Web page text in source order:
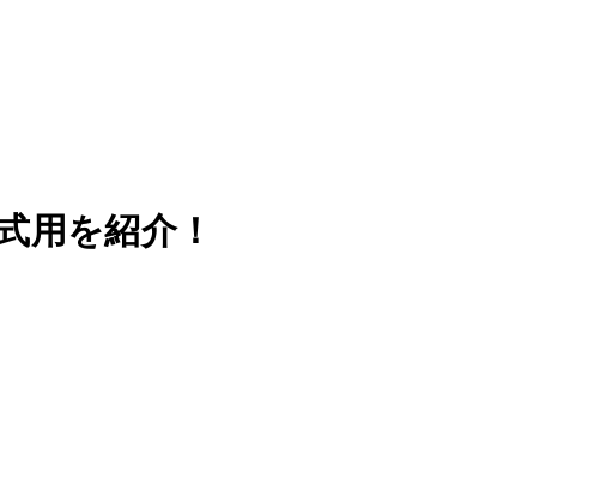
用を紹介！